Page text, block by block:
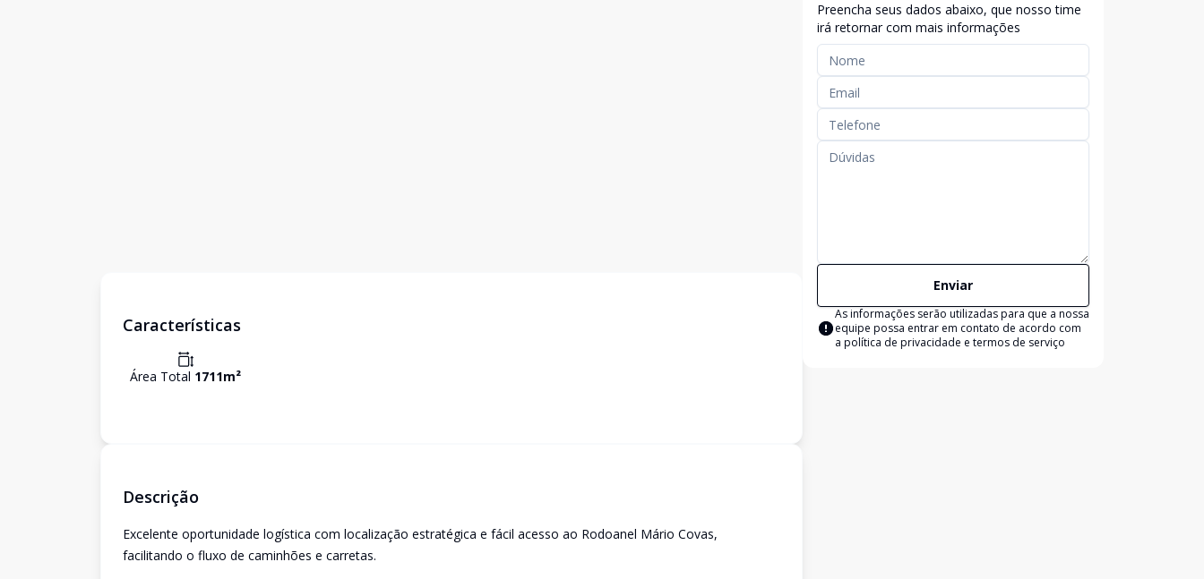
Características
Área Total 1711m²
Descrição
Excelente oportunidade logística com localização estratégica e fácil acesso ao Rodoanel Mário Covas,
facilitando o fluxo de caminhões e carretas.
Preencha seus dados abaixo, que nosso time
irá retornar com mais informações
Enviar
As informações serão utilizadas para que a nossa
equipe possa entrar em contato de acordo com
a política de privacidade e termos de serviço